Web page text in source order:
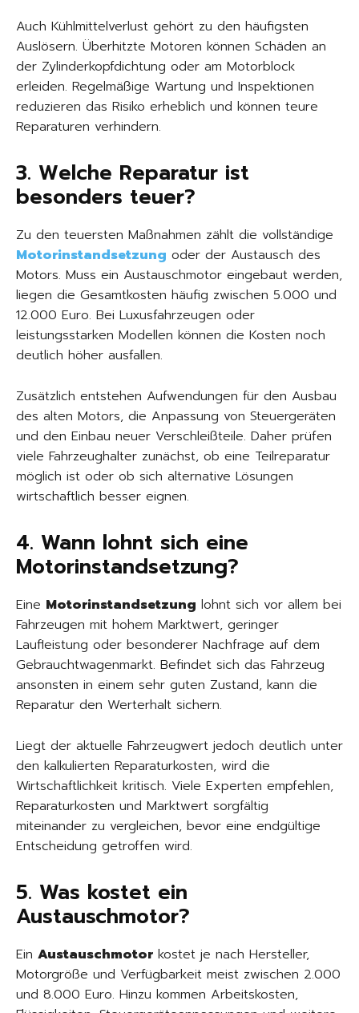
Auch Kühlmittelverlust gehört zu den häufigsten
Auslösern. Überhitzte Motoren können Schäden an
der Zylinderkopfdichtung oder am Motorblock
erleiden. Regelmäßige Wartung und Inspektionen
reduzieren das Risiko erheblich und können teure
Reparaturen verhindern.
3. Welche Reparatur ist
besonders teuer?
Zu den teuersten Maßnahmen zählt die vollständige
Motorinstandsetzung oder der Austausch des
Motors. Muss ein Austauschmotor eingebaut werden,
liegen die Gesamtkosten häufig zwischen 5.000 und
12.000 Euro. Bei Luxusfahrzeugen oder
leistungsstarken Modellen können die Kosten noch
deutlich höher ausfallen.
Zusätzlich entstehen Aufwendungen für den Ausbau
des alten Motors, die Anpassung von Steuergeräten
und den Einbau neuer Verschleißteile. Daher prüfen
viele Fahrzeughalter zunächst, ob eine Teilreparatur
möglich ist oder ob sich alternative Lösungen
wirtschaftlich besser eignen.
4. Wann lohnt sich eine
Motorinstandsetzung?
Eine Motorinstandsetzung lohnt sich vor allem bei
Fahrzeugen mit hohem Marktwert, geringer
Laufleistung oder besonderer Nachfrage auf dem
Gebrauchtwagenmarkt. Befindet sich das Fahrzeug
ansonsten in einem sehr guten Zustand, kann die
Reparatur den Werterhalt sichern.
Liegt der aktuelle Fahrzeugwert jedoch deutlich unter
den kalkulierten Reparaturkosten, wird die
Wirtschaftlichkeit kritisch. Viele Experten empfehlen,
Reparaturkosten und Marktwert sorgfältig
miteinander zu vergleichen, bevor eine endgültige
Entscheidung getroffen wird.
5. Was kostet ein
Austauschmotor?
Ein Austauschmotor kostet je nach Hersteller,
Motorgröße und Verfügbarkeit meist zwischen 2.000
und 8.000 Euro. Hinzu kommen Arbeitskosten,